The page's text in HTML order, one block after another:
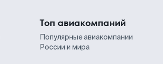
Топ авиакомпаний
Популярные авиакомпании
России и мира